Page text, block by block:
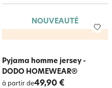
NOUVEAUTÉ
Pyjama homme jersey -
DODO HOMEWEAR®
à partir de49,90 €